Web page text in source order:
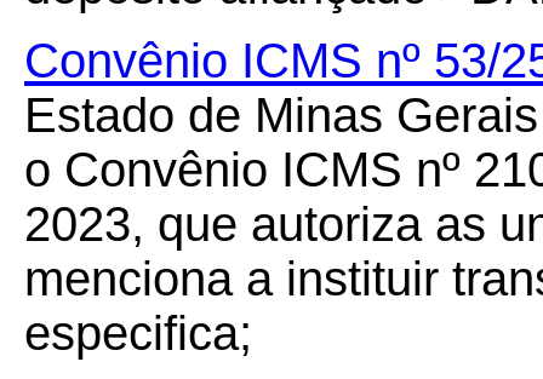
Convênio ICMS nº 53/
Estado de Minas
o Convênio ICMS nº
2023, que autoriza as
menciona a instituir
especifica;